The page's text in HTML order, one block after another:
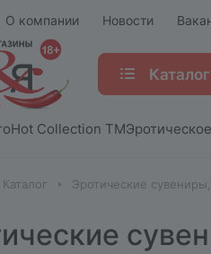
О компании Новости
Каталог
Collection TM
Каталог Эротические